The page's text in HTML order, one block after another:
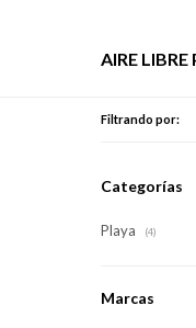
AIRE LIBRE
Filtrando por:
Categorías
Playa (4)
Marcas